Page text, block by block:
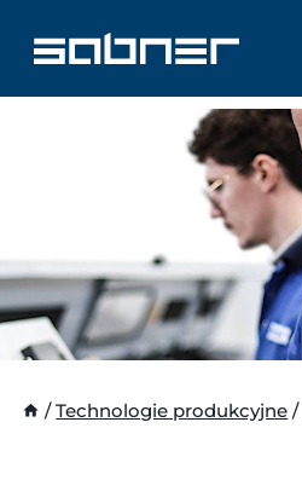
treści
/ Technologie produkcyjne /